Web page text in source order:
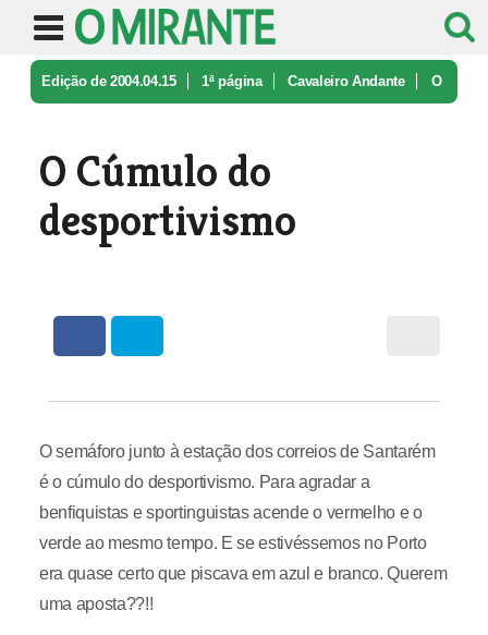
Edição de 2004.04.15 1ª página Cavaleiro Andante O
O Cúmulo do
desportivismo
O semáforo junto à estação dos correios de Santarém
é o cúmulo do desportivismo. Para agradar a
benfiquistas e sportinguistas acende o vermelho e o
verde ao mesmo tempo. E se estivéssemos no Porto
era quase certo que piscava em azul e branco. Querem
uma aposta??!!